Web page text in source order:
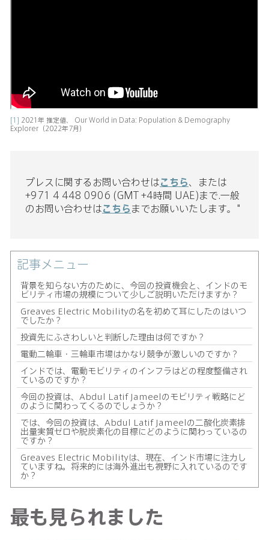
[1] 2021年 推定値、 Our World in Data: Population & Demography
Explorer（2022年7月）
プレスに関するお問い合わせはこちら、または
+971 4 448 0906 (GMT +4時間 UAE)まで.一般
のお問い合わせはこちらまでお願いいたします。"
記事メニュー
背景を知らない方のために、今回の投資機会と、インドのモ
ビリティ市場の規模について少しご説明いただけますか？
Greaves Electric Mobilityの名を初めて耳にしたのはいつ
でしたか？
投資先にふさわしいと判断した理由は何ですか？
電動二輪車・三輪車市場はかなり競争が激しいのですか？
インドでは、電動モビリティのインフラはどの程度整備され
ているのですか？
今回の投資は、Abdul Latif Jameelのモビリティ戦略にど
のように関わってくるのでしょうか？
では、今回の投資は、Abdul Latif Jameelの二酸化炭素排
出量実質ゼロや脱炭素化の目標にどのように関わっているの
ですか？
Greaves Electric Mobilityは、現在、インド市場に注力し
ていますね。将来的には海外進出も視野に入れているのです
か？
Abdul Latif Jameelは、Greavesの経営にどの程度関与す
Abdul Latif Jameelでは、今後も電動モビリティ市場に投
資を続ける予定ですか？
最も見られました